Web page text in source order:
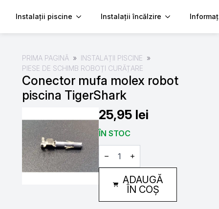
Instalații piscine Instalații încălzire
PRIMA PAGINĂ
INSTALAȚII PISCINE
PIESE DE SCHIMB ROBOȚI CURĂȚARE
Conector mufa molex robot
piscina TigerShark
25,95 lei
ÎN STOC
Cantitate
Conector
molex
robot
piscina
TigerShark
ADAUGĂ
ÎN COȘ